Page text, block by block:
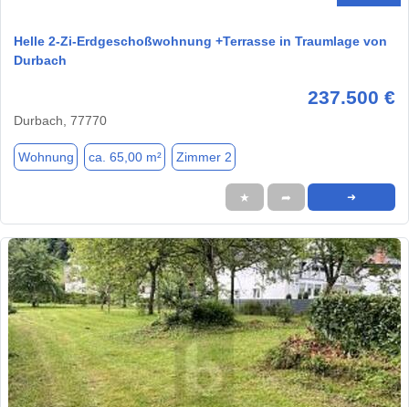
Helle 2-Zi-Erdgeschoßwohnung +Terrasse in Traumlage von
Durbach
237.500 €
Durbach, 77770
Wohnung ca. 65,00 m² Zimmer 2
★ ➦ ➜